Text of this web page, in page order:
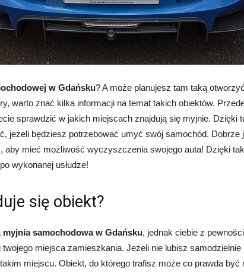
w Gdańsku? A może planujesz tam taką
warto znać kilka informacji na temat takich obiektów.
sprawdzić w jakich miejscach znajdują się myjnie. Dzięki
jeżeli będziesz potrzebować umyć swój samochód. Dobrze
aby mieć możliwość wyczyszczenia swojego auta! Dzięki
wykonanej usłudze!
się obiekt?
myjnia samochodowa w Gdańsku, jednak ciebie z
twojego miejsca zamieszkania. Jeżeli nie lubisz
miejscu. Obiekt, do którego trafisz może co prawda być